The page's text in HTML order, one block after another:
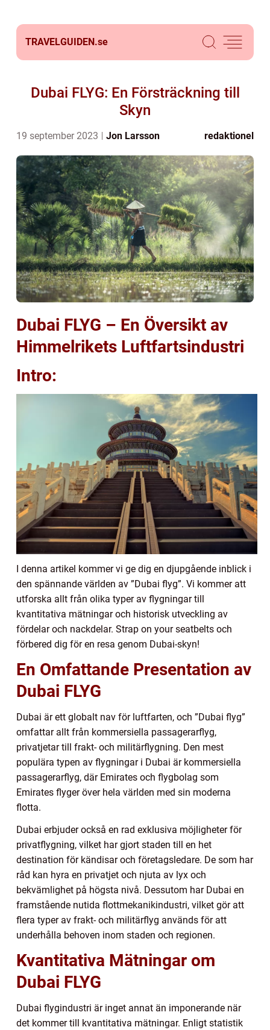
TRAVELGUIDEN.se
Dubai FLYG: En Försträckning till
Skyn
19 september 2023 Jon Larsson redaktionel
Dubai FLYG – En Översikt av
Himmelrikets Luftfartsindustri
Intro:
I denna artikel kommer vi ge dig en djupgående inblick i
den spännande världen av ”Dubai flyg”. Vi kommer att
utforska allt från olika typer av flygningar till
kvantitativa mätningar och historisk utveckling av
fördelar och nackdelar. Strap on your seatbelts och
förbered dig för en resa genom Dubai-skyn!
En Omfattande Presentation av
Dubai FLYG
Dubai är ett globalt nav för luftfarten, och ”Dubai flyg”
omfattar allt från kommersiella passagerarflyg,
privatjetar till frakt- och militärflygning. Den mest
populära typen av flygningar i Dubai är kommersiella
passagerarflyg, där Emirates och flygbolag som
Emirates flyger över hela världen med sin moderna
flotta.
Dubai erbjuder också en rad exklusiva möjligheter för
privatflygning, vilket har gjort staden till en het
destination för kändisar och företagsledare. De som har
råd kan hyra en privatjet och njuta av lyx och
bekvämlighet på högsta nivå. Dessutom har Dubai en
framstående nutida flottmekanikindustri, vilket gör att
flera typer av frakt- och militärflyg används för att
underhålla behoven inom staden och regionen.
Kvantitativa Mätningar om
Dubai FLYG
Dubai flygindustri är inget annat än imponerande när
det kommer till kvantitativa mätningar. Enligt statistik